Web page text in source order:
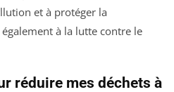
et à protéger la
à la lutte contre le
réduire mes déchets à